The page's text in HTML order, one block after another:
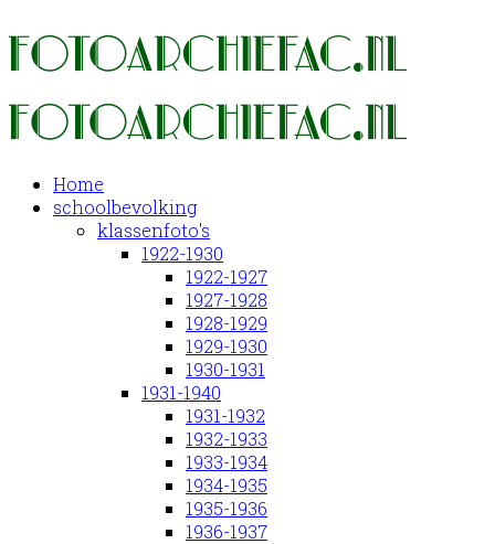
Home
schoolbevolking
klassenfoto's
1922-1930
1922-1927
1927-1928
1928-1929
1929-1930
1930-1931
1931-1940
1931-1932
1932-1933
1933-1934
1934-1935
1935-1936
1936-1937